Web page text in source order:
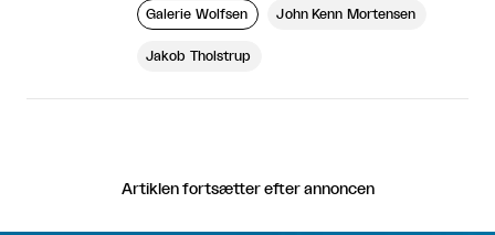
Galerie Wolfsen John Kenn Mortensen
Jakob Tholstrup
Artiklen fortsætter efter annoncen